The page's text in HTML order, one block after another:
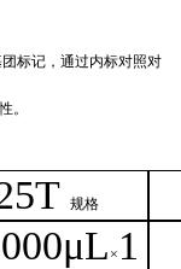
标记，通过内标对照对
。
5T 规格
L × 1